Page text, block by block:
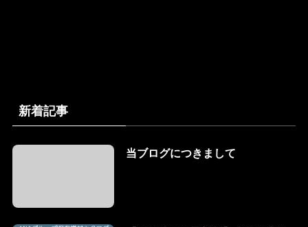
新着記事
当ブログにつきまして